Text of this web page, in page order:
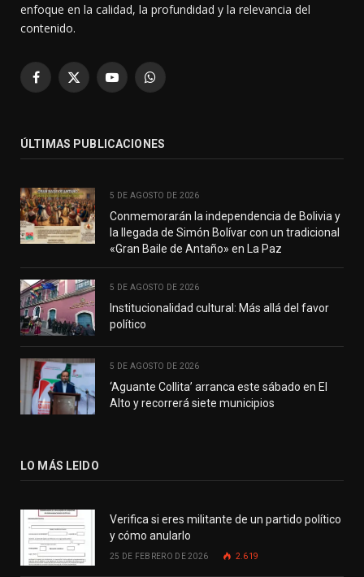
enfoque en la calidad, la profundidad y la relevancia del
contenido.
Facebook
X
YouTubeWhatsApp
ÚLTIMAS PUBLICACIONES
5 DE AGOSTO DE 2026
Conmemorarán la independencia de Bolivia y
la llegada de Simón Bolívar con un tradicional
«Gran Baile de Antaño» en La Paz
5 DE AGOSTO DE 2026
Institucionalidad cultural: Más allá del favor
político
5 DE AGOSTO DE 2026
‘Aguante Collita’ arranca este sábado en El
Alto y recorrerá siete municipios
LO MÁS LEIDO
Verifica si eres militante de un partido político
y cómo anularlo
25 DE FEBRERO DE 2026 2.619